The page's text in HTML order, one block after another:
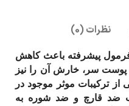
نظرات (0)
فرمول پیشرفته باعث کاهش
پوست سر، خارش آن را نیز
ترکیبات موثر موجود در
ضد قارچ و ضد شوره به